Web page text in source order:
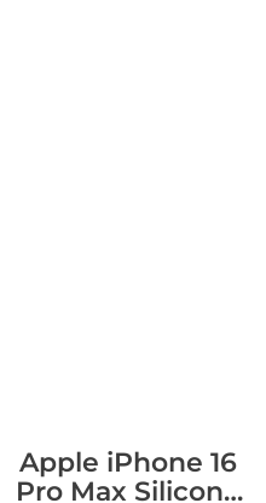
Apple iPhone 16
Pro Max Silicone